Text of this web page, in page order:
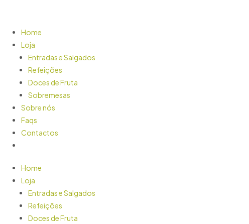
Home
Loja
Entradas e Salgados
Refeições
Doces de Fruta
Sobremesas
Sobre nós
Faqs
Contactos
Home
Loja
Entradas e Salgados
Refeições
Doces de Fruta